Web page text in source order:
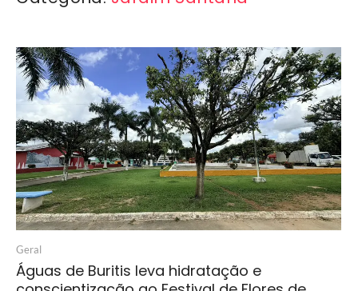
Geral
Águas de Buritis leva hidratação e